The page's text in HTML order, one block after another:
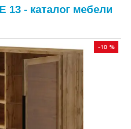
13 - каталог мебели
-10 %